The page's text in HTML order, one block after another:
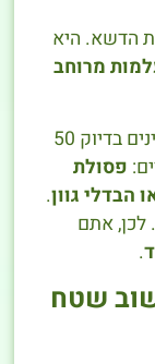
הדשא. היא
מרוחב
אם אתם מודדים שטח של 50 מ"ר ומזמינים בדיוק 50
פסולת
הבדלי גוון.
לכן, אתם
.
שטח